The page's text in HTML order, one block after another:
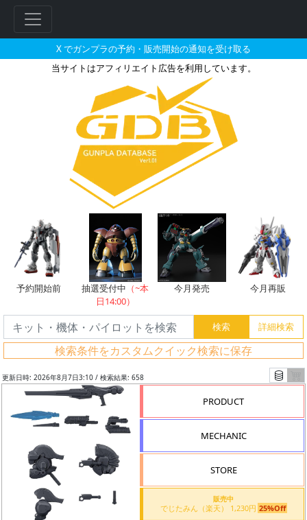
X でガンプラの予約・販売開始の通知を受け取る
当サイトはアフィリエイト広告を利用しています。
ARMORED CORE VI FIRES OF
予約開始前 抽選受付中 （~本
日14:00）
今月発売 今月再販
検索条件をカスタムクイック検索に保存
更新日時: 2026年8月7日3:10 / 検索結果: 658
PRODUCT
MECHANIC
STORE
販売中
でじたみん（楽天） 1,230円 25%Off